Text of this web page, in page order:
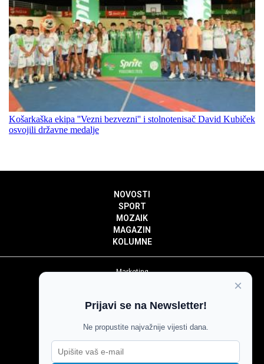
Košarkaška ekipa ''Vezni bezvezni'' i stolnotenisač David Kubiček
osvojili državne medalje
NOVOSTI
SPORT
MOZAIK
MAGAZIN
KOLUMNE
Marketing
Impressum
Pravila komentiranja
Agroglas
×
Prijavi se na Newsletter!
Ne propustite najvažnije vijesti dana.